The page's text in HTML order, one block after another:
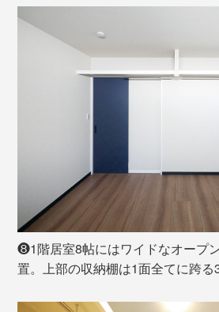
❽1階居室8帖にはワイドなオープ
置。上部の収納棚は1面全てに跨る